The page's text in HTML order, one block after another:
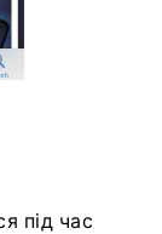
під час